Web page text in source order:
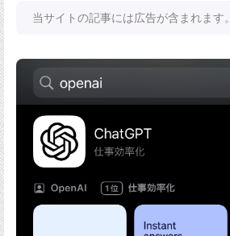
当サイトの記事には広告が含まれます。